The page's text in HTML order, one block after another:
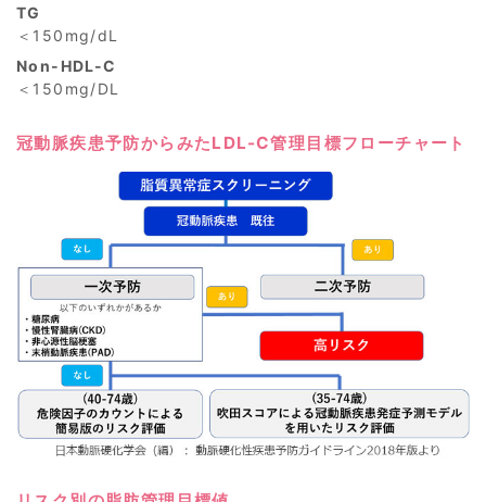
TG
＜150mg/dL
Non-HDL-C
＜150mg/DL
冠動脈疾患予防からみたLDL-C管理目標フローチャート